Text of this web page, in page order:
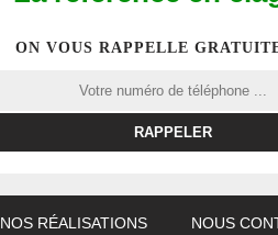
ON VOUS RAPPELLE
NOS RÉALISATIONS NOUS